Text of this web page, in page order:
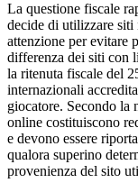
La questione fiscale
decide di utilizzare siti
attenzione per evitare
differenza dei siti con
la ritenuta fiscale del
internazionali
giocatore. Secondo la
online costituiscono
e devono essere
qualora superino
provenienza del sito